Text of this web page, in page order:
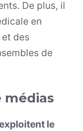
De plus, il
en
des
de
médias
le